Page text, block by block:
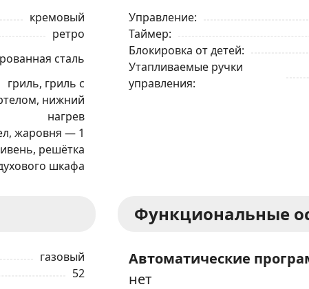
кремовый
ретро
сталь
гриль, гриль с
нижний
нагрев
жаровня — 1
решётка
шкафа
Управление
Таймер
Блокировка от детей
Утапливаемые ручки
управления
газовый
52
Функциональные
Автоматические
нет